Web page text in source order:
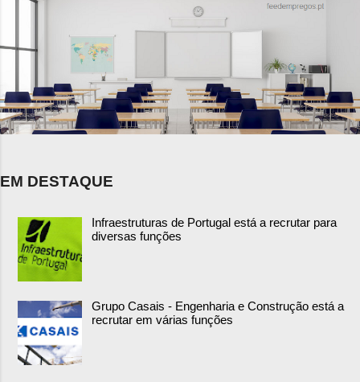
EM DESTAQUE
Infraestruturas de Portugal está a recrutar para
diversas funções
Grupo Casais - Engenharia e Construção está a
recrutar em várias funções